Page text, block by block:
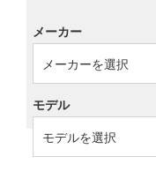
メーカー
モデル